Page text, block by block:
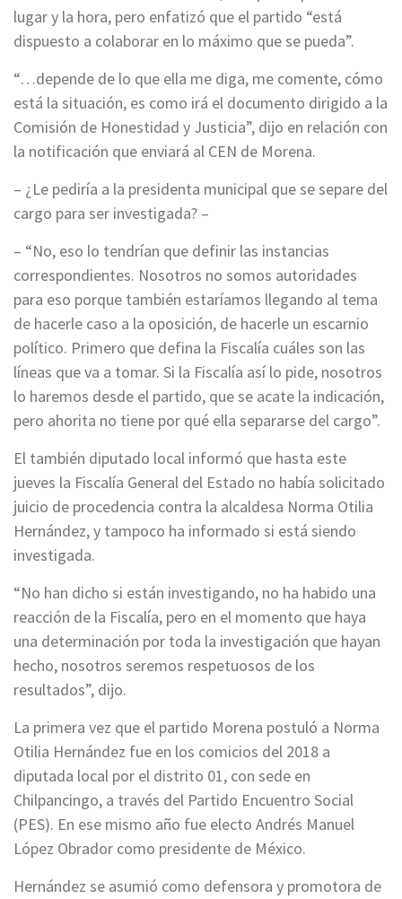
lugar y la hora, pero enfatizó que el partido “está
dispuesto a colaborar en lo máximo que se pueda”.
“…depende de lo que ella me diga, me comente, cómo
está la situación, es como irá el documento dirigido a la
Comisión de Honestidad y Justicia”, dijo en relación con
la notificación que enviará al CEN de Morena.
– ¿Le pediría a la presidenta municipal que se separe del
cargo para ser investigada? –
– “No, eso lo tendrían que definir las instancias
correspondientes. Nosotros no somos autoridades
para eso porque también estaríamos llegando al tema
de hacerle caso a la oposición, de hacerle un escarnio
político. Primero que defina la Fiscalía cuáles son las
líneas que va a tomar. Si la Fiscalía así lo pide, nosotros
lo haremos desde el partido, que se acate la indicación,
pero ahorita no tiene por qué ella separarse del cargo”.
El también diputado local informó que hasta este
jueves la Fiscalía General del Estado no había solicitado
juicio de procedencia contra la alcaldesa Norma Otilia
Hernández, y tampoco ha informado si está siendo
investigada.
“No han dicho si están investigando, no ha habido una
reacción de la Fiscalía, pero en el momento que haya
una determinación por toda la investigación que hayan
hecho, nosotros seremos respetuosos de los
resultados”, dijo.
La primera vez que el partido Morena postuló a Norma
Otilia Hernández fue en los comicios del 2018 a
diputada local por el distrito 01, con sede en
Chilpancingo, a través del Partido Encuentro Social
(PES). En ese mismo año fue electo Andrés Manuel
López Obrador como presidente de México.
Hernández se asumió como defensora y promotora de